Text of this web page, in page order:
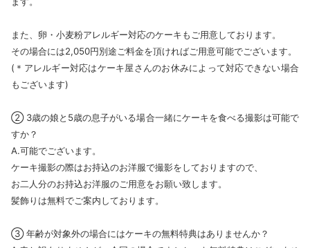
また、卵・小麦粉アレルギー対応のケーキもご用意しております。
その場合には2,050円別途ご料金を頂ければご用意可能でございます。
(＊アレルギー対応はケーキ屋さんのお休みによって対応できない場合
もございます)
② 3歳の娘と5歳の息子がいる場合一緒にケーキを食べる撮影は可能で
すか？
A.可能でございます。
ケーキ撮影の際はお持込のお洋服で撮影をしておりますので、
お二人分のお持込お洋服のご用意をお願い致します。
髪飾りは無料でご案内しております。
③ 年齢が対象外の場合にはケーキの無料特典はありませんか？